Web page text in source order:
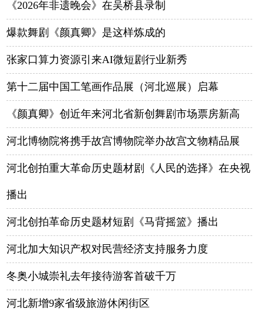
《2026年非遗晚会》在吴桥县录制
爆款舞剧《颜真卿》是这样炼成的
张家口算力资源引来AI微短剧行业新秀
第十二届中国工笔画作品展（河北巡展）启幕
《颜真卿》创近年来河北省新创舞剧市场票房新高
河北博物院将携手故宫博物院举办故宫文物精品展
河北创拍重大革命历史题材剧《人民的选择》在央视
播出
河北创拍革命历史题材短剧《马背摇篮》播出
河北加大知识产权对民营经济支持服务力度
冬奥小城崇礼去年接待游客首破千万
河北新增9家省级旅游休闲街区